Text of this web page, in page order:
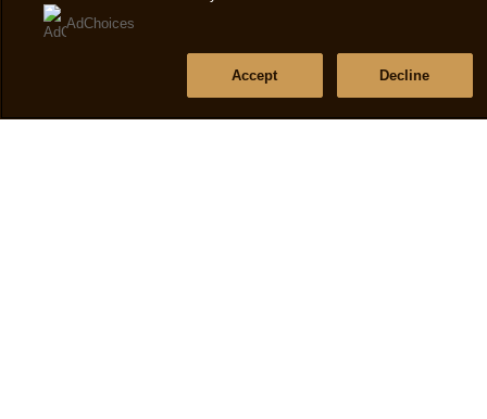
Bizi takip et
AdChoices
Decline
Accept